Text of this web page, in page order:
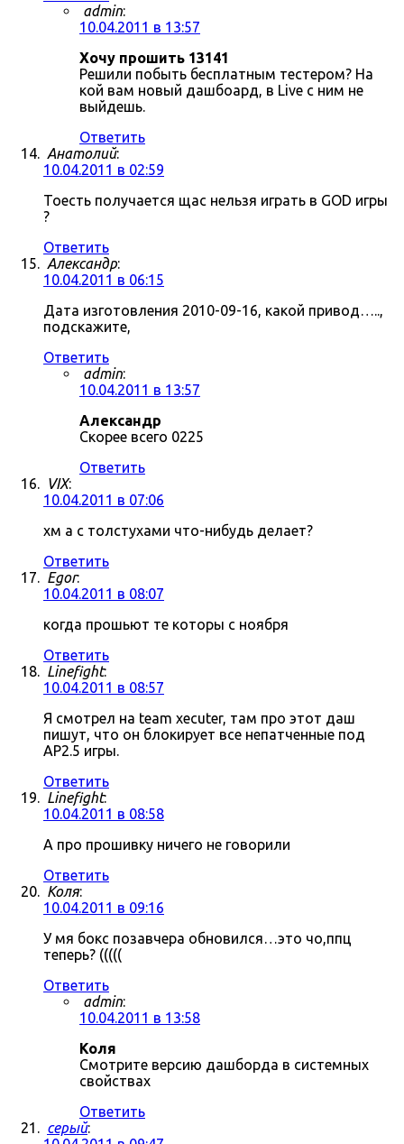
admin:
10.04.2011 в 13:57
Хочу прошить 13141
Решили побыть бесплатным тестером? На
кой вам новый дашбоард, в Live с ним не
выйдешь.
Ответить
Анатолий:
10.04.2011 в 02:59
Тоесть получается щас нельзя играть в GOD игры
?
Ответить
Александр:
10.04.2011 в 06:15
Дата изготовления 2010-09-16, какой привод…..,
подскажите,
Ответить
admin:
10.04.2011 в 13:57
Александр
Скорее всего 0225
Ответить
VIX:
10.04.2011 в 07:06
хм а с толстухами что-нибудь делает?
Ответить
Egor:
10.04.2011 в 08:07
когда прошьют те которы с ноября
Ответить
Linefight:
10.04.2011 в 08:57
Я смотрел на team xecuter, там про этот даш
пишут, что он блокирует все непатченные под
AP2.5 игры.
Ответить
Linefight:
10.04.2011 в 08:58
А про прошивку ничего не говорили
Ответить
Коля:
10.04.2011 в 09:16
У мя бокс позавчера обновился…это чо,ппц
теперь? (((((
Ответить
admin:
10.04.2011 в 13:58
Коля
Смотрите версию дашборда в системных
свойствах
Ответить
серый: